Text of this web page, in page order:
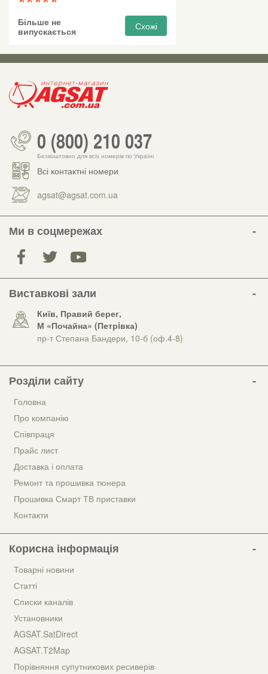
Більше не
випускається
Схожі
0 (800) 210 037
Безкоштовно для всіх номерів по Україні
Всі контактні номери
agsat@agsat.com.ua
Ми в соцмережах
Виставкові зали
Київ, Правий берег,
М «Почайна» (Петрiвка)
пр-т Степана Бандери, 10-б (оф.4-8)
Розділи сайту
Головна
Про компанію
Співпраця
Прайс лист
Доставка і оплата
Ремонт та прошивка тюнера
Прошивка Смарт ТВ приставки
Контакти
Корисна інформація
Товарні новини
Статті
Списки каналів
Установники
AGSAT.SatDirect
AGSAT.T2Map
Порівняння супутникових ресиверів